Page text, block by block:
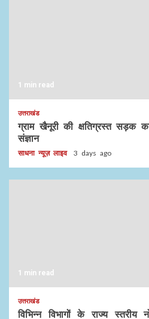
1 min read
उत्तराखंड
ग्राम खैनूरी की क्षतिग्रस्त सड़क
संज्ञान
साधना न्यूज़ लाइव 3 days ago
1 min read
उत्तराखंड
विभिन्न विभागों के राज्य स्तरीय